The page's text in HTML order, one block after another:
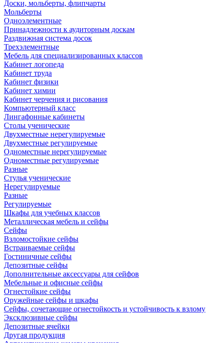
Доски, мольберты, флипчарты
Мольберты
Одноэлементные
Принадлежности к аудиторным доскам
Раздвижная система досок
Трехэлементные
Мебель для специализированных классов
Кабинет логопеда
Кабинет труда
Кабинет физики
Кабинет химии
Кабинет черчения и рисования
Компьютерный класс
Лингафонные кабинеты
Столы ученические
Двухместные нерегулируемые
Двухместные регулируемые
Одноместные нерегулируемые
Одноместные регулируемые
Разные
Стулья ученические
Нерегулируемые
Разные
Регулируемые
Шкафы для учебных классов
Металлическая мебель и сейфы
Сейфы
Взломостойкие сейфы
Встраиваемые сейфы
Гостиничные сейфы
Депозитные сейфы
Дополнительные аксессуары для сейфов
Мебельные и офисные сейфы
Огнестойкие сейфы
Оружейные сейфы и шкафы
Сейфы, сочетающие огнестойкость и устойчивость к взлому
Эксклюзивные сейфы
Депозитные ячейки
Другая продукция